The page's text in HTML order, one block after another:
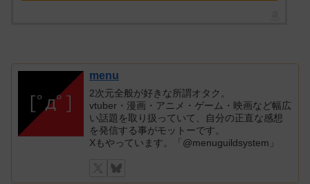
menu
2次元全般が好きな所謂オタク。
vtuber・漫画・アニメ・ゲーム・映画など幅広
い話題を取り扱っていて、自分の正直な感想
を発信する事がモットーです。
Xもやっています。「@menuguildsystem」